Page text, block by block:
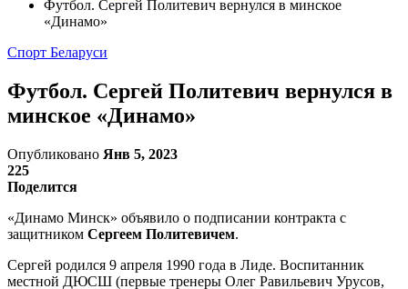
Футбол. Сергей Политевич вернулся в минское
«Динамо»
Спорт Беларуси
Футбол. Сергей Политевич вернулся в
минское «Динамо»
Опубликовано Янв 5, 2023
225
Поделится
«Динамо Минск» объявило о подписании контракта с
защитником Сергеем Политевичем.
Сергей родился 9 апреля 1990 года в Лиде. Воспитанник
местной ДЮСШ (первые тренеры Олег Равильевич Урусов,